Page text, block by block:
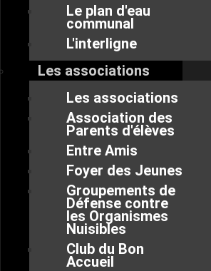
Le plan d'eau
communal
L'interligne
Les associations
Les associations
Association des
Parents d'élèves
Entre Amis
Foyer des Jeunes
Groupements de
Défense contre
les Organismes
Nuisibles
Club du Bon
Accueil